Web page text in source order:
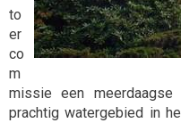
to
er
co
m
missie een meerdaagse
prachtig watergebied in